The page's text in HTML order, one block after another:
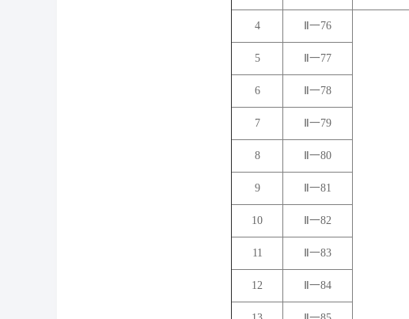
4 Ⅱ一76
5 Ⅱ一77
6 Ⅱ一78
7 Ⅱ一79
8 Ⅱ一80
9 Ⅱ一81
10 Ⅱ一82
11
Ⅱ一83
12 Ⅱ一84